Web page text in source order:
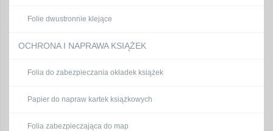
Folie dwustronnie klejące
OCHRONA I NAPRAWA KSIĄŻEK
Folia do zabezpieczania okładek książek
Papier do napraw kartek książkowych
Folia zabezpieczająca do map